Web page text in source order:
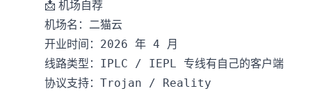
📩 机场自荐
机场名：二猫云
开业时间：2026 年 4 月
线路类型：IPLC / IEPL 专线有自己的客户端
协议支持：Trojan / Reality